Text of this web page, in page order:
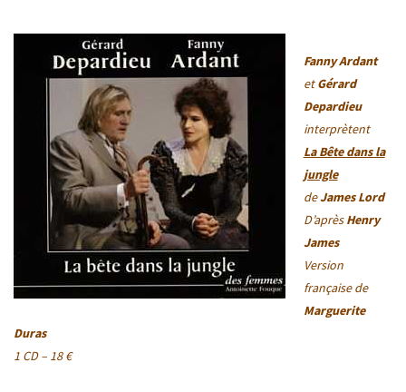
Fanny Ardant
etGérard
Depardieu
interprètent
La Bête dans la
jungle
deJames Lord
D’aprèsHenry
James
Version
française de
Marguerite
Duras
1 CD – 18 €